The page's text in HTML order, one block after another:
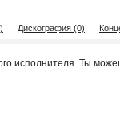
Дискография (0)
исполнителя. Ты